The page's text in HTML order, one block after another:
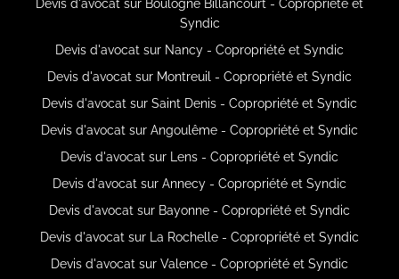
Devis d'avocat sur Boulogne Billancourt - Copropriété et
Syndic
Devis d'avocat sur Nancy - Copropriété et Syndic
Devis d'avocat sur Montreuil - Copropriété et Syndic
Devis d'avocat sur Saint Denis - Copropriété et Syndic
Devis d'avocat sur Angoulême - Copropriété et Syndic
Devis d'avocat sur Lens - Copropriété et Syndic
Devis d'avocat sur Annecy - Copropriété et Syndic
Devis d'avocat sur Bayonne - Copropriété et Syndic
Devis d'avocat sur La Rochelle - Copropriété et Syndic
Devis d'avocat sur Valence - Copropriété et Syndic